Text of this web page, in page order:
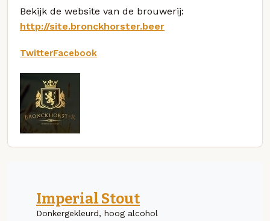
Bekijk de website van de brouwerij:
http://site.bronckhorster.beer
TwitterFacebook
Imperial Stout
Donkergekleurd, hoog alcohol